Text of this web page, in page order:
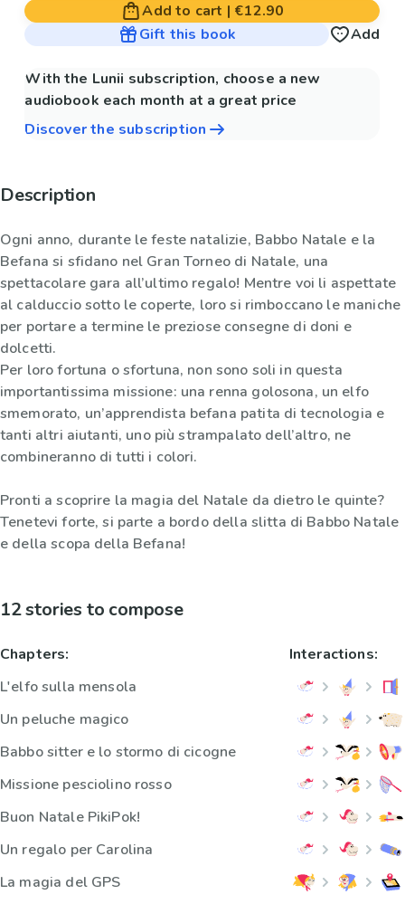
Add to cart | €12.90
Gift this book
Add
With the Lunii subscription, choose a new
audiobook each month at a great price
Discover the subscription
Description
Ogni anno, durante le feste natalizie, Babbo Natale e la
Befana si sfidano nel Gran Torneo di Natale, una
spettacolare gara all’ultimo regalo! Mentre voi li aspettate
al calduccio sotto le coperte, loro si rimboccano le maniche
per portare a termine le preziose consegne di doni e
dolcetti.
Per loro fortuna o sfortuna, non sono soli in questa
importantissima missione: una renna golosona, un elfo
smemorato, un’apprendista befana patita di tecnologia e
tanti altri aiutanti, uno più strampalato dell’altro, ne
combineranno di tutti i colori.
Pronti a scoprire la magia del Natale da dietro le quinte?
Tenetevi forte, si parte a bordo della slitta di Babbo Natale
e della scopa della Befana!
12 stories to compose
Chapters:
L'elfo sulla mensola
Un peluche magico
Babbo sitter e lo stormo di cicogne
Missione pesciolino rosso
Buon Natale PikiPok!
Un regalo per Carolina
La magia del GPS
Interactions: